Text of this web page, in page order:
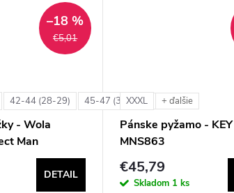
€5,01
–18 %
42-44 (28-29) 45-47 (30-31) + ďalšie
- Wola
Man
DETAIL
XXXL + ďalšie
Pánske pyžamo - KEY
MNS863
€45,79
Skladom 1 ks